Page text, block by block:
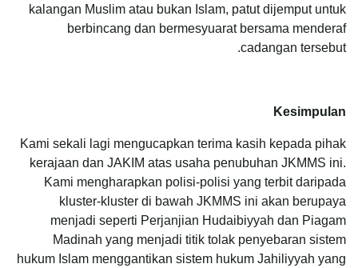
kalangan Muslim atau bukan Islam, patut dijemput untuk
berbincang dan bermesyuarat bersama menderaf
cadangan tersebut.
Kesimpulan
Kami sekali lagi mengucapkan terima kasih kepada pihak
kerajaan dan JAKIM atas usaha penubuhan JKMMS ini.
Kami mengharapkan polisi-polisi yang terbit daripada
kluster-kluster di bawah JKMMS ini akan berupaya
menjadi seperti Perjanjian Hudaibiyyah dan Piagam
Madinah yang menjadi titik tolak penyebaran sistem
hukum Islam menggantikan sistem hukum Jahiliyyah yang